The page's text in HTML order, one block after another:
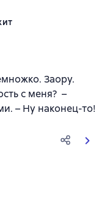
79 оценок
Заору.
с меня? –
– Ну наконец-то!